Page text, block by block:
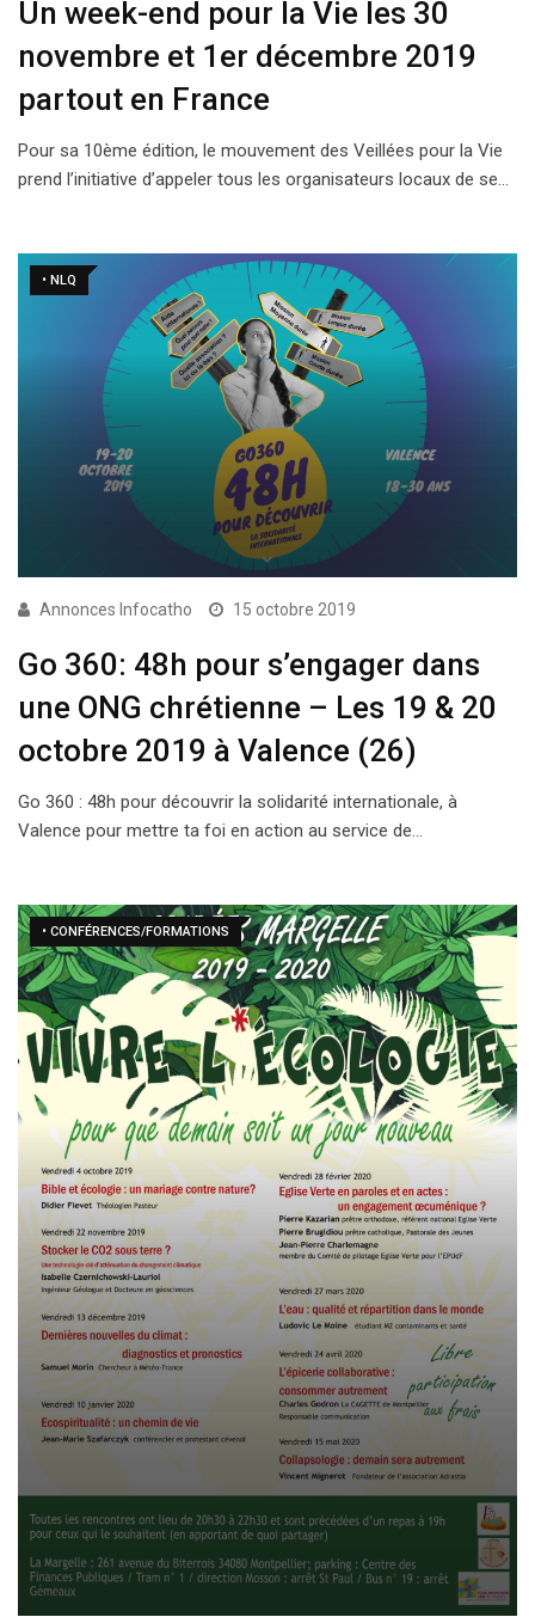
Un week-end pour la Vie les 30
novembre et 1er décembre 2019
partout en France
Pour sa 10ème édition, le mouvement des Veillées pour la Vie
prend l’initiative d’appeler tous les organisateurs locaux de se…
• NLQ
Annonces Infocatho 15 octobre 2019
Go 360: 48h pour s’engager dans
une ONG chrétienne – Les 19 & 20
octobre 2019 à Valence (26)
Go 360 : 48h pour découvrir la solidarité internationale, à
Valence pour mettre ta foi en action au service de…
• CONFÉRENCES/FORMATIONS